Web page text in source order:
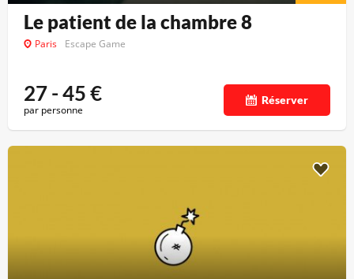
Le patient de la chambre 8
Paris Escape Game
27 - 45€
par personne
Réserver